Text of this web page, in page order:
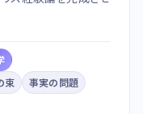
束
事実の問題